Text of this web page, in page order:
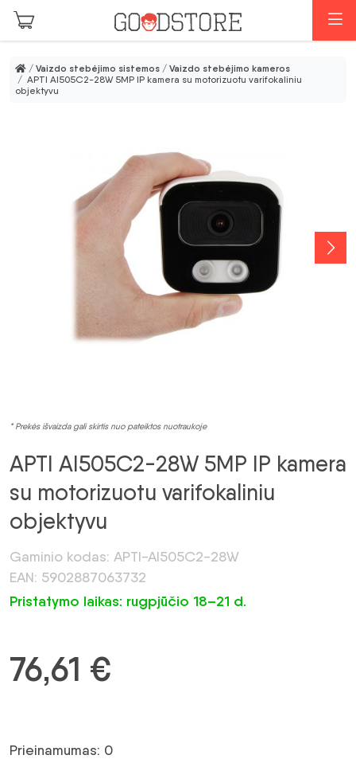
Pereiti prie pagrindinio turinio
/ Vaizdo stebėjimo sistemos / Vaizdo stebėjimo kameros
/ APTI AI505C2-28W 5MP IP kamera su motorizuotu varifokaliniu
objektyvu
* Prekės išvaizda gali skirtis nuo pateiktos nuotraukoje
APTI AI505C2-28W 5MP IP kamera
su motorizuotu varifokaliniu
objektyvu
Gaminio kodas: APTI-AI505C2-28W
EAN: 5902887063732
Pristatymo laikas: rugpjūčio 18–21 d.
76,61 €
Prieinamumas: 0